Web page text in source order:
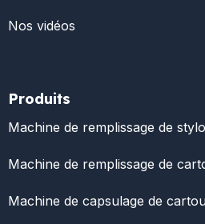
Nos vidéos
Produits
Machine de remplissage de
Machine de remplissage de
Machine de capsulage de